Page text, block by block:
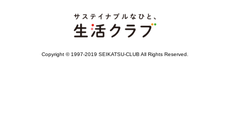
Copyright © 1997-2019 SEIKATSU-CLUB All Rights Reserved.